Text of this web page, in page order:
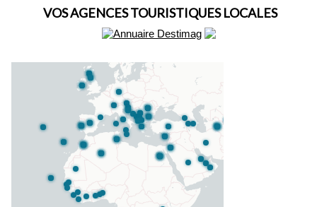
VOS AGENCES TOURISTIQUES LOCALES